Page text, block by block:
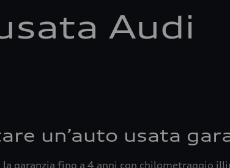
Audi
un’auto usata
la garanzia fino a 4 anni con chilometraggio